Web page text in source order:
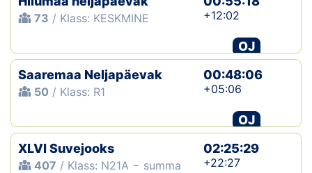
73 / Klass: KESKMINE +12:02
OJ
Saaremaa Neljapäevak
50 / Klass: R1
00:48:06
+05:06
OJ
XLVI Suvejooks
407 / Klass: N21A − summa
02:25:29
+22:27